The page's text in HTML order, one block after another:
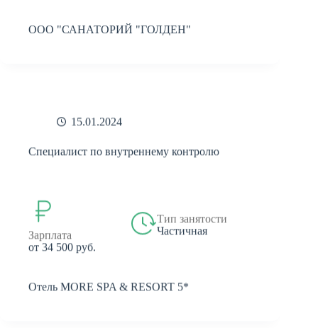
ООО "САНАТОРИЙ "ГОЛДЕН"
15.01.2024
Специалист по внутреннему контролю
Зарплата
от 34 500 руб.
Тип занятости
Частичная
Отель MORE SPA & RESORT 5*